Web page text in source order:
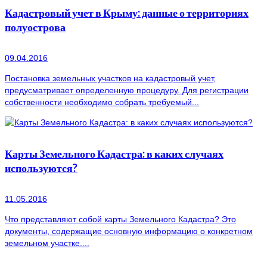
Кадастровый учет в Крыму: данные о территориях
полуострова
09.04.2016
Постановка земельных участков на кадастровый учет,
предусматривает определенную процедуру. Для регистрации
собственности необходимо собрать требуемый...
Карты Земельного Кадастра: в каких случаях
используются?
11.05.2016
Что представляют собой карты Земельного Кадастра? Это
документы, содержащие основную информацию о конкретном
земельном участке....